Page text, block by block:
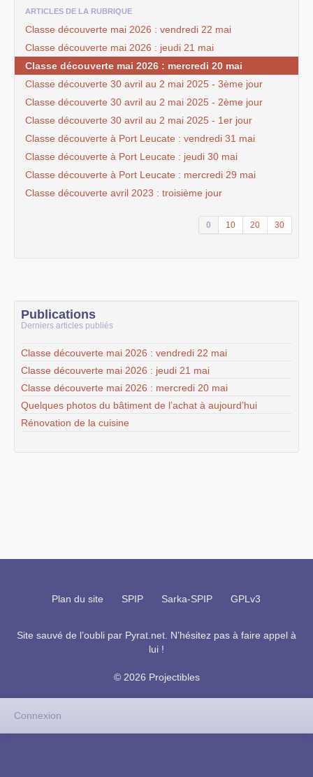
ARTICLES DE LA RUBRIQUE
Classe découverte mai 2026 : vendredi 22 mai
Classe découverte mai 2026 : jeudi 21 mai
Classe découverte mai 2026 : mercredi 20 mai
Classe découverte 30 avril au 2 mai 2025 - 3ème jour
Classe découverte 30 avril au 2 mai 2025 - 2ème jour
Classe découverte 30 avril au 2 mai 2025 - 1er jour
Classe découverte à Port Leucate : vendredi 31 mai
Classe découverte à Port Leucate : jeudi 30 mai
Classe découverte à Port Leucate : mercredi 29 mai
Classe découverte avril 2023 : troisième jour
0 10 20 30
Publications
Derniers articles publiés
Classe découverte mai 2026 : vendredi 22 mai
Classe découverte mai 2026 : jeudi 21 mai
Classe découverte mai 2026 : mercredi 20 mai
Quelques photos du bâtiment de l’achat à aujourd’hui
Rénovation de la cuisine
Plan du site SPIP Sarka-SPIP GPLv3
Site sauvé de l’oubli par Pyrat.net. N’hésitez pas à faire appel à
lui !
© 2026 Projectibles
Connexion